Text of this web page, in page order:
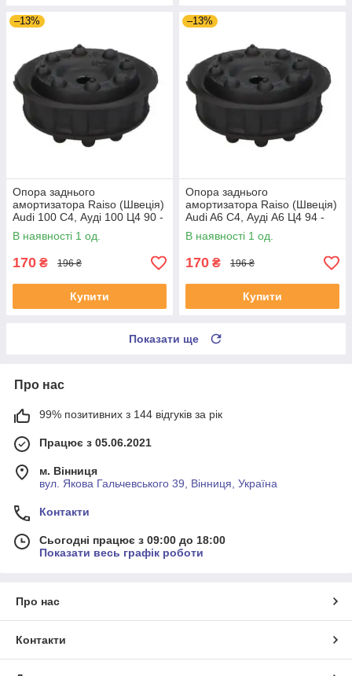
–13%
Опора заднього
амортизатора Raiso (Швеція)
Audi 100 C4, Ауді 100 Ц4 90 -
#RC09701 UAYZUMT4
В наявності 1 од.
170 ₴ 196 ₴
Купити
–13%
Опора заднього
амортизатора Raiso (Швеція)
Audi A6 C4, Ауді А6 Ц4 94 -
#RC09701 UANOYVJ4
В наявності 1 од.
170 ₴ 196 ₴
Купити
Показати ще
Про нас
99% позитивних з 144 відгуків за рік
Працює з 05.06.2021
м. Вінниця
вул. Якова Гальчевського 39, Вінниця, Україна
Контакти
Сьогодні працює з 09:00 до 18:00
Показати весь графік роботи
Про нас
Контакти